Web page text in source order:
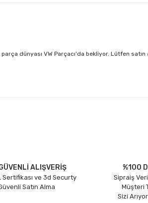
dünyası VW Parçacı'da bekliyor. Lütfen
ALIŞVERİŞ
Sertifikası ve 3d Securty
Satın Alma
%100
Sipraiş
Müşteri
Sizi